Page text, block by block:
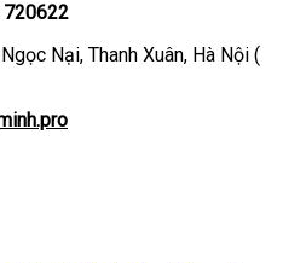
Nại, Thanh Xuân, Hà Nội (